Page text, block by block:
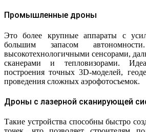
Промышленные дроны
Это более крупные аппараты с
большим запасом
высокотехнологичными сенсорами,
сканерами и тепловизорами.
построения точных 3D-моделей,
проведения сложных аэрофотосъемок.
Дроны с лазерной сканирующей
Такие устройства способны быстро